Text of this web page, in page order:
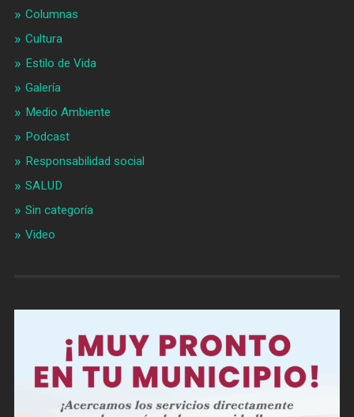
Columnas
Cultura
Estilo de Vida
Galería
Medio Ambiente
Podcast
Responsabilidad social
SALUD
Sin categoría
Video